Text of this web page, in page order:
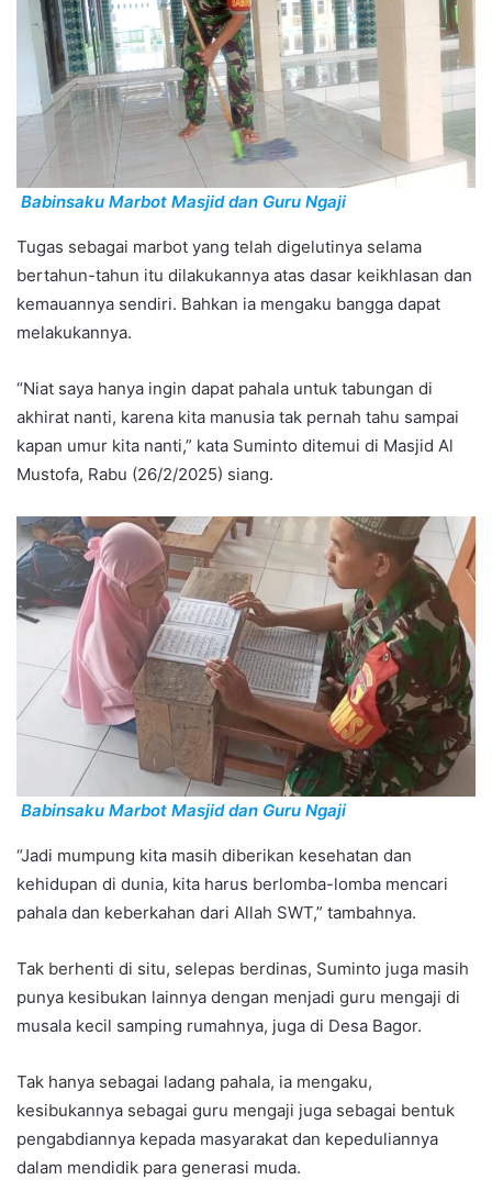
Babinsaku Marbot Masjid dan Guru Ngaji
Tugas sebagai marbot yang telah digelutinya selama
bertahun-tahun itu dilakukannya atas dasar keikhlasan dan
kemauannya sendiri. Bahkan ia mengaku bangga dapat
melakukannya.
“Niat saya hanya ingin dapat pahala untuk tabungan di
akhirat nanti, karena kita manusia tak pernah tahu sampai
kapan umur kita nanti,” kata Suminto ditemui di Masjid Al
Mustofa, Rabu (26/2/2025) siang.
Babinsaku Marbot Masjid dan Guru Ngaji
“Jadi mumpung kita masih diberikan kesehatan dan
kehidupan di dunia, kita harus berlomba-lomba mencari
pahala dan keberkahan dari Allah SWT,” tambahnya.
Tak berhenti di situ, selepas berdinas, Suminto juga masih
punya kesibukan lainnya dengan menjadi guru mengaji di
musala kecil samping rumahnya, juga di Desa Bagor.
Tak hanya sebagai ladang pahala, ia mengaku,
kesibukannya sebagai guru mengaji juga sebagai bentuk
pengabdiannya kepada masyarakat dan kepeduliannya
dalam mendidik para generasi muda.